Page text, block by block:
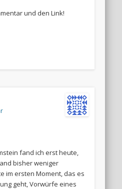
und den Link!
fand ich erst heute,
bisher weniger
im ersten Moment, das es
geht, Vorwürfe eines